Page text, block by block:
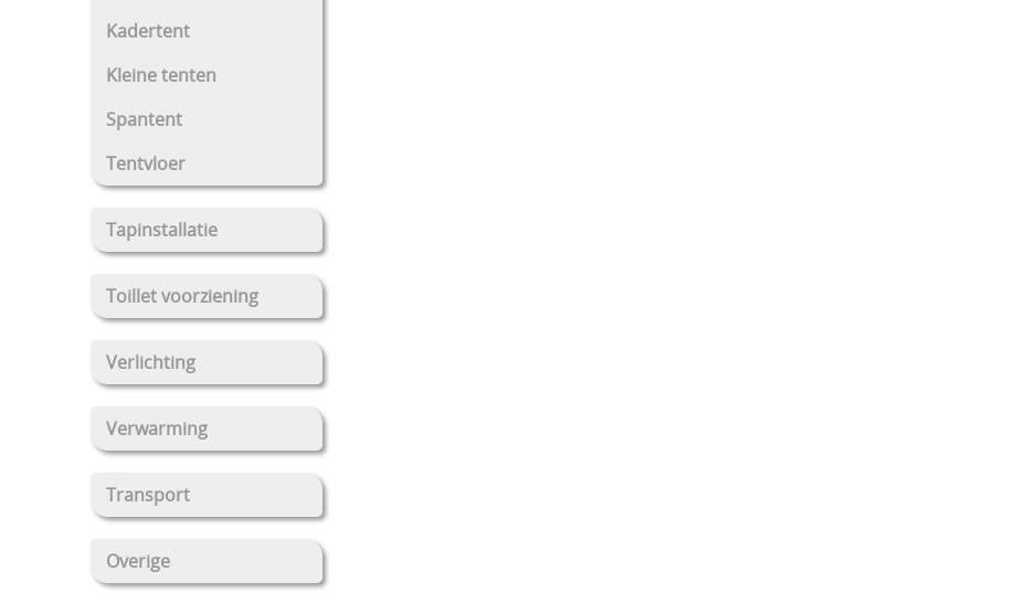
Kadertent
Kleine tenten
Spantent
Tentvloer
Tapinstallatie
Toillet voorziening
Verlichting
Verwarming
Transport
Overige